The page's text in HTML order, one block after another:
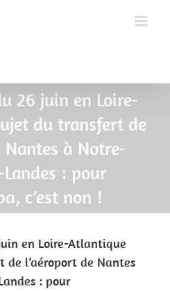
26 juin en Loire-
du transfert de
Nantes à Notre-
: pour
c’est non !
en Loire-Atlantique
l’aéroport de Nantes
: pour